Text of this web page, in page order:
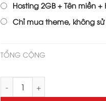
Hosting 2GB + Tên miền
Chỉ mua theme, không
TỔNG CỘNG
Theme wordpress bán xe hơi